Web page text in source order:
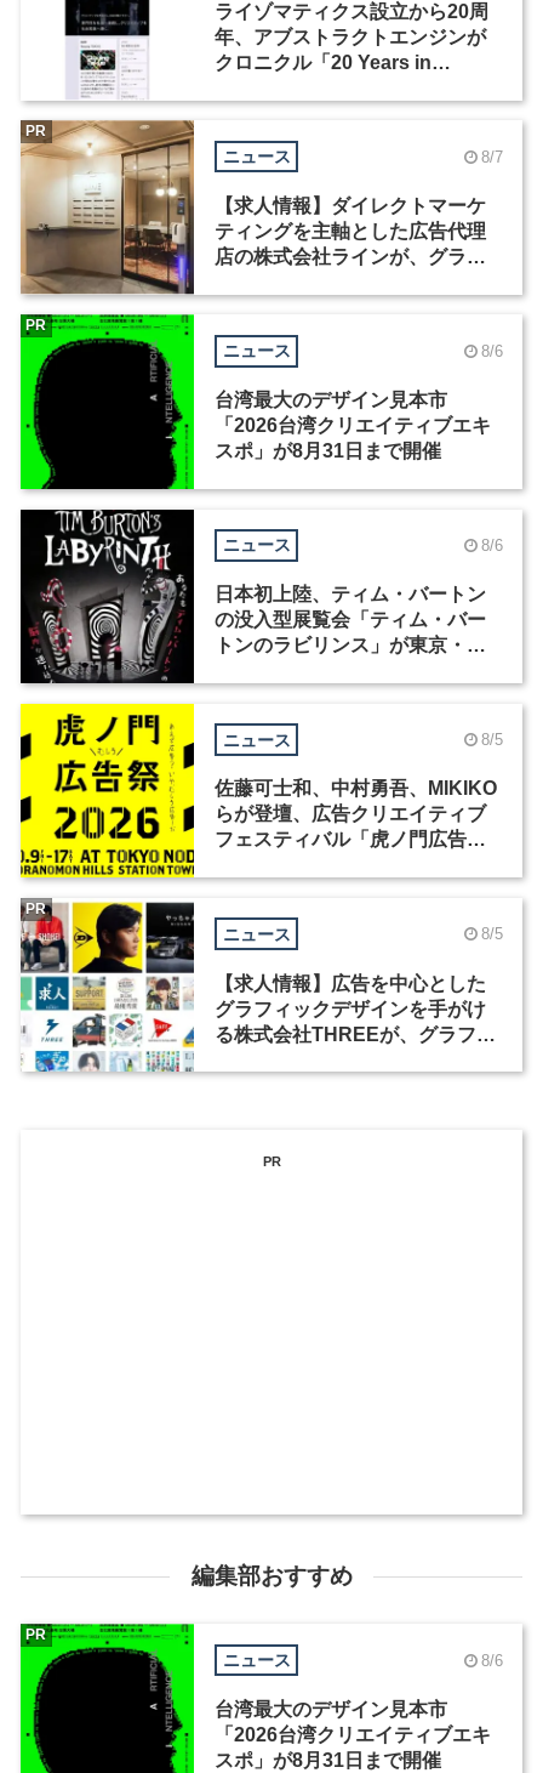
ライゾマティクス設立から20周
年、アブストラクトエンジンが
クロニクル「20 Years in
ニュース 8/7
【求人情報】ダイレクトマーケ
ティングを主軸とした広告代理
店の株式会社ラインが、グラフ
PR
ニュース 8/6
台湾最大のデザイン見本市
「2026台湾クリエイティブエキ
スポ」が8月31日まで開催
PR
ニュース 8/6
日本初上陸、ティム・バートン
の没入型展覧会「ティム・バー
トンのラビリンス」が東京・豊
ニュース 8/5
佐藤可士和、中村勇吾、MIKIKO
らが登壇、広告クリエイティブ
フェスティバル「虎ノ門広告
ニュース 8/5
【求人情報】広告を中心とした
グラフィックデザインを手がけ
る株式会社THREEが、グラフィ
PR
PR
編集部おすすめ
ニュース 8/6
台湾最大のデザイン見本市
「2026台湾クリエイティブエキ
スポ」が8月31日まで開催
PR